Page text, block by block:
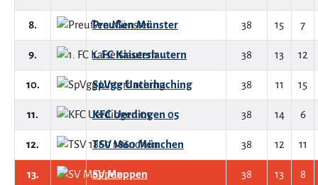
8. Preußen Münster 38 15 7
9. 1. FC Kaiserslautern 38 13 12
10. SpVgg Unterhaching 38 11 15
11. KFC Uerdingen 05 38 14 6
12. TSV 1860 München 38 12 11
13. SV Meppen 38 13 8